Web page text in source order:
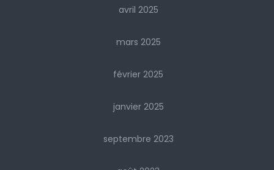
avril 2025
mars 2025
février 2025
janvier 2025
septembre 2023